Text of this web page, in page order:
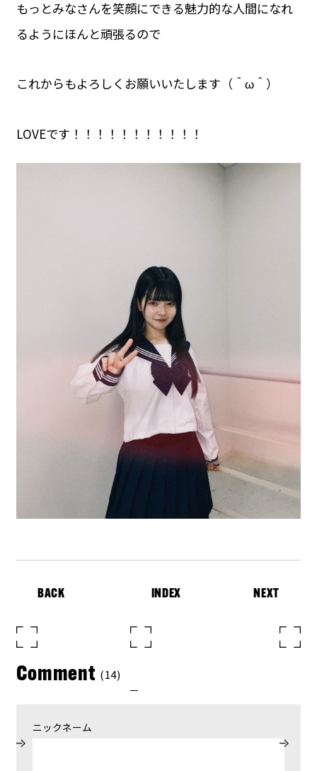
もっとみなさんを笑顔にできる魅力的な人間になれ
るようにほんと頑張るので
これからもよろしくお願いいたします（＾ω＾）
LOVEです！！！！！！！！！！！
BACK INDEX NEXT
Comment (14)
ニックネーム